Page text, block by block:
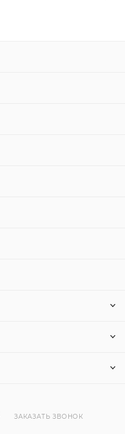
ЗАКАЗАТЬ ЗВОНОК